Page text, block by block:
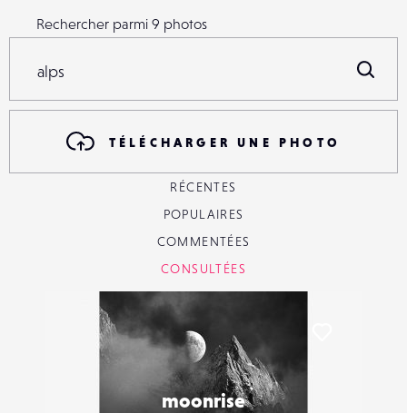
Rechercher parmi 9 photos
TÉLÉCHARGER UNE PHOTO
RÉCENTES
POPULAIRES
COMMENTÉES
CONSULTÉES
moonrise